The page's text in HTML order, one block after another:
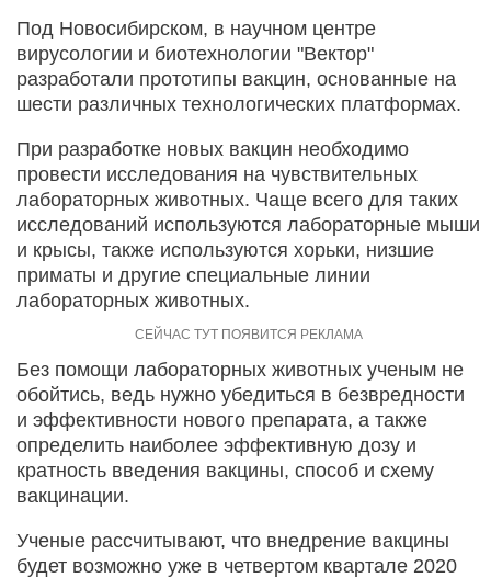
Под Новосибирском, в научном центре
вирусологии и биотехнологии "Вектор"
разработали прототипы вакцин, основанные на
шести различных технологических платформах.
При разработке новых вакцин необходимо
провести исследования на чувствительных
лабораторных животных. Чаще всего для таких
исследований используются лабораторные мыши
и крысы, также используются хорьки, низшие
приматы и другие специальные линии
лабораторных животных.
Без помощи лабораторных животных ученым не
обойтись, ведь нужно убедиться в безвредности
и эффективности нового препарата, а также
определить наиболее эффективную дозу и
кратность введения вакцины, способ и схему
вакцинации.
Ученые рассчитывают, что внедрение вакцины
будет возможно уже в четвертом квартале 2020